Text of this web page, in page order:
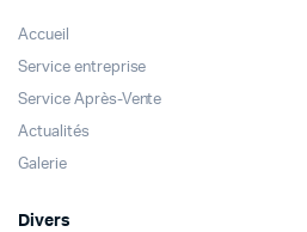
Accueil
Service entreprise
Service Après-Vente
Actualités
Galerie
Divers